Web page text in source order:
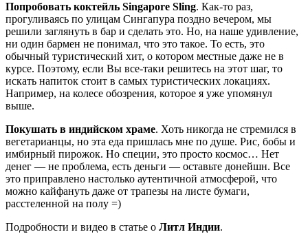
Попробовать коктейль Singapore Sling. Как-то раз,
прогуливаясь по улицам Сингапура поздно вечером, мы
решили заглянуть в бар и сделать это. Но, на наше удивление,
ни один бармен не понимал, что это такое. То есть, это
обычный туристический хит, о котором местные даже не в
курсе. Поэтому, если Вы все-таки решитесь на этот шаг, то
искать напиток стоит в самых туристических локациях.
Например, на колесе обозрения, которое я уже упомянул
выше.
Покушать в индийском храме. Хоть никогда не стремился в
вегетарианцы, но эта еда пришлась мне по душе. Рис, бобы и
имбирный пирожок. Но специи, это просто космос… Нет
денег — не проблема, есть деньги — оставьте донейшн. Все
это приправлено настолько аутентичной атмосферой, что
можно кайфануть даже от трапезы на листе бумаги,
расстеленной на полу =)
Подробности и видео в статье о Литл Индии.